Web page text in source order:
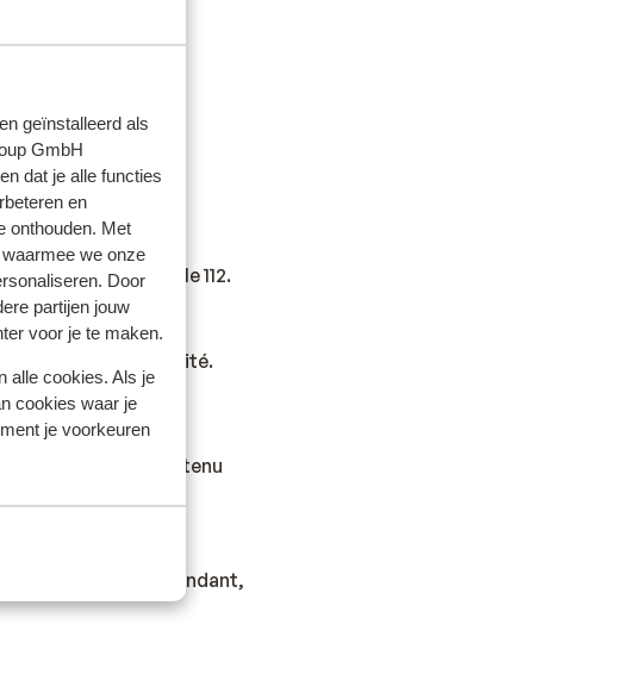
geïnstalleerd als
GmbH
dat je alle functies
en
onthouden. Met
we onze
Door
partijen jouw
voor je te maken.
alle cookies. Als je
cookies waar je
je voorkeuren
240 V. Un
et incendie est le 112.
en cours de validité.
ou plus.
ne peut en être tenu
nécessaire. Cependant,